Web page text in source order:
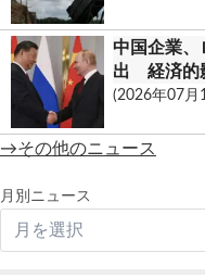
中国企業、
出 経済的
(2026年07月
→その他のニュース
月別ニュース